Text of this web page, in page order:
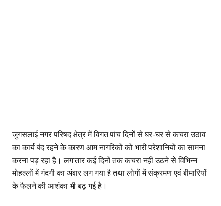
जुगसलाई नगर परिषद क्षेत्र में विगत पांच दिनों से घर-घर से कचरा उठाव
का कार्य बंद रहने के कारण आम नागरिकों को भारी परेशानियों का सामना
करना पड़ रहा है। लगातार कई दिनों तक कचरा नहीं उठने से विभिन्न
मोहल्लों में गंदगी का अंबार लग गया है तथा लोगों में संक्रमण एवं बीमारियों
के फैलने की आशंका भी बढ़ गई है।